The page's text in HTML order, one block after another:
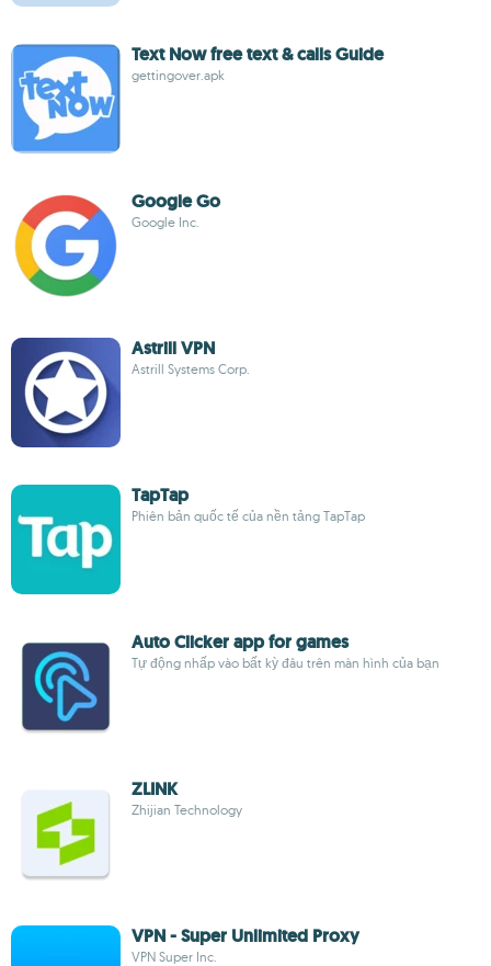
Text Now free text & calls Guide
gettingover.apk
Google Go
Google Inc.
Astrill VPN
Astrill Systems Corp.
TapTap
Phiên bản quốc tế của nền tảng TapTap
Auto Clicker app for games
Tự động nhấp vào bất kỳ đâu trên màn hình của bạn
ZLINK
Zhijian Technology
VPN - Super Unlimited Proxy
VPN Super Inc.